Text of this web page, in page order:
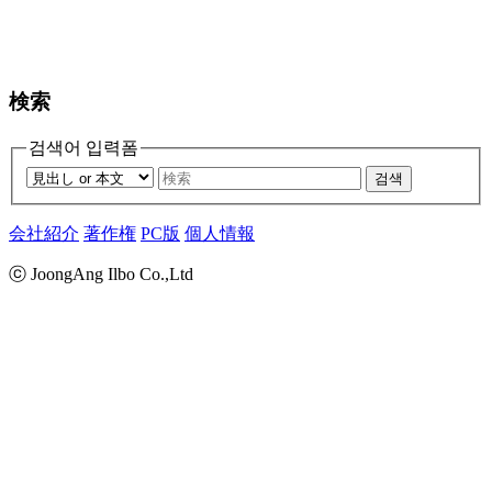
検索
검색어 입력폼
검색
会社紹介 著作権 PC版 個人情報
ⓒ JoongAng Ilbo Co.,Ltd